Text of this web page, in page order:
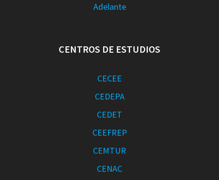
Adelante
CENTROS DE ESTUDIOS
CECEE
CEDEPA
CEDET
CEEFREP
CEMTUR
CENAC